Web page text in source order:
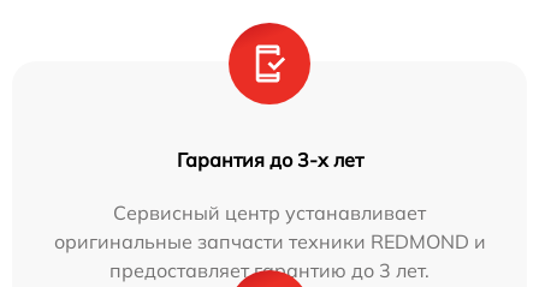
Гарантия до 3-х лет
Сервисный центр устанавливает
оригинальные запчасти техники REDMOND и
предоставляет гарантию до 3 лет.